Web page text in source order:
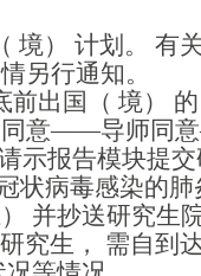
境） 计划。 有
另行通知。
前出国（ 境）
同意——导师同
示报告模块提
病毒感染的肺
并抄送研究生院
究生， 需自到